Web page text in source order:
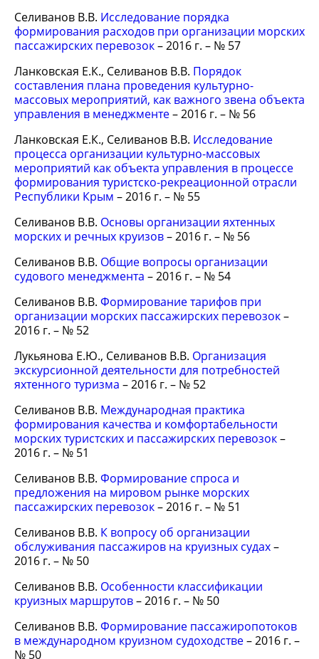
Селиванов В.В. Исследование порядка
формирования расходов при организации морских
пассажирских перевозок– 2016 г. – № 57
Ланковская Е.К., Селиванов В.В. Порядок
составления плана проведения культурно-
массовых мероприятий, как важного звена объекта
управления в менеджменте– 2016 г. – № 56
Ланковская Е.К., Селиванов В.В. Исследование
процесса организации культурно-массовых
мероприятий как объекта управления в процессе
формирования туристско-рекреационной отрасли
Республики Крым – 2016 г. – № 55
Селиванов В.В. Основы организации яхтенных
морских и речных круизов– 2016 г. – № 56
Селиванов В.В. Общие вопросы организации
судового менеджмента – 2016 г. – № 54
Селиванов В.В. Формирование тарифов при
организации морских пассажирских перевозок–
2016 г. – № 52
Лукьянова Е.Ю., Селиванов В.В. Организация
экскурсионной деятельности для потребностей
яхтенного туризма – 2016 г. – № 52
Селиванов В.В. Международная практика
формирования качества и комфортабельности
морских туристских и пассажирских перевозок–
2016 г. – № 51
Селиванов В.В. Формирование спроса и
предложения на мировом рынке морских
пассажирских перевозок– 2016 г. – № 51
Селиванов В.В. К вопросу об организации
обслуживания пассажиров на круизных судах–
2016 г. – № 50
Селиванов В.В. Особенности классификации
круизных маршрутов– 2016 г. – № 50
Селиванов В.В. Формирование пассажиропотоков
в международном круизном судоходстве– 2016 г. –
№ 50